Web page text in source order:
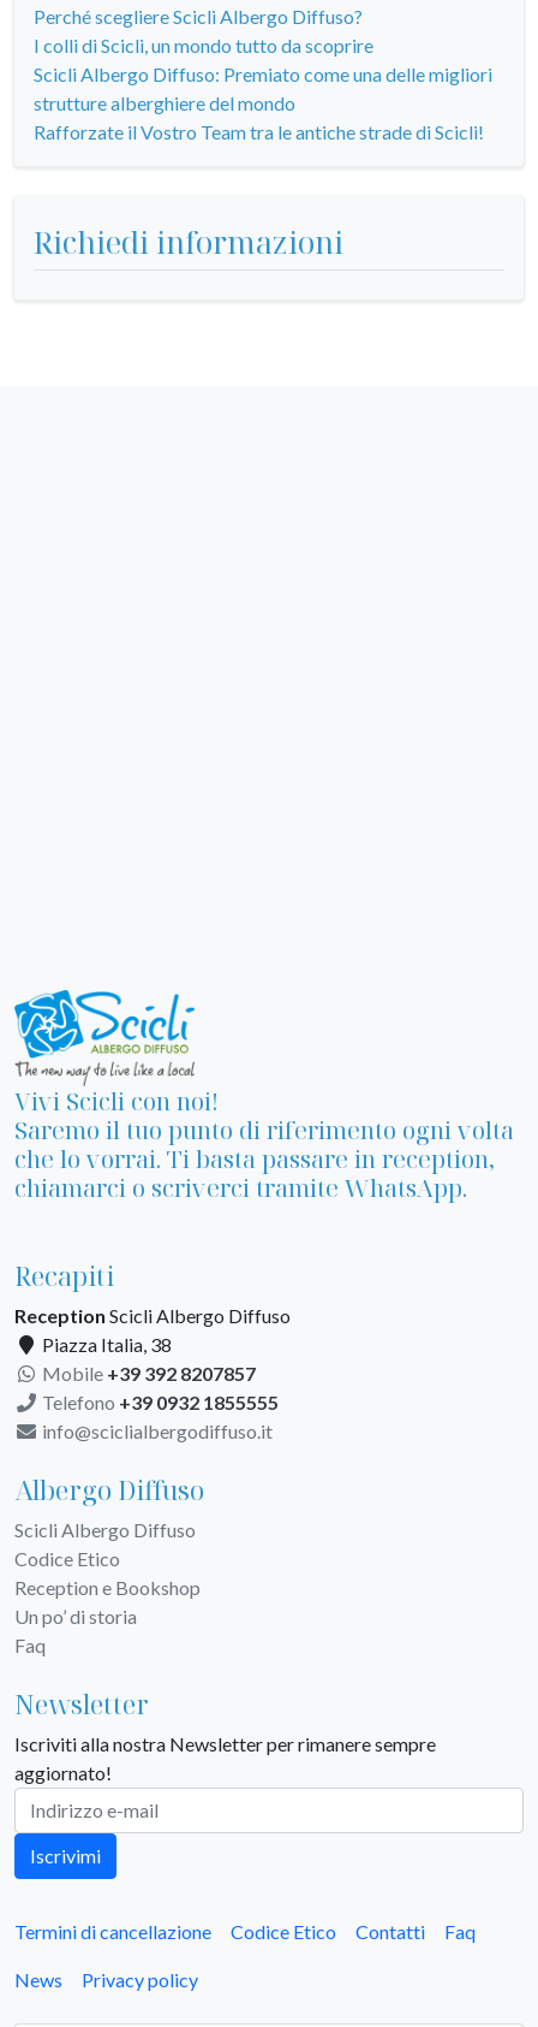
Perché scegliere Scicli Albergo Diffuso?
I colli di Scicli, un mondo tutto da scoprire
Scicli Albergo Diffuso: Premiato come una delle migliori
strutture alberghiere del mondo
Rafforzate il Vostro Team tra le antiche strade di Scicli!
Richiedi informazioni
Vivi Scicli con noi!
Saremo il tuo punto di riferimento ogni volta
che lo vorrai. Ti basta passare in reception,
chiamarci o scriverci tramite WhatsApp.
Recapiti
Reception Scicli Albergo Diffuso
Piazza Italia, 38
Mobile +39 392 8207857
Telefono +39 0932 1855555
info@sciclialbergodiffuso.it
Albergo Diffuso
Scicli Albergo Diffuso
Codice Etico
Reception e Bookshop
Un po’ di storia
Faq
Newsletter
Iscriviti alla nostra Newsletter per rimanere sempre
aggiornato!
Iscrivimi
Termini di cancellazione Codice Etico Contatti Faq
News Privacy policy